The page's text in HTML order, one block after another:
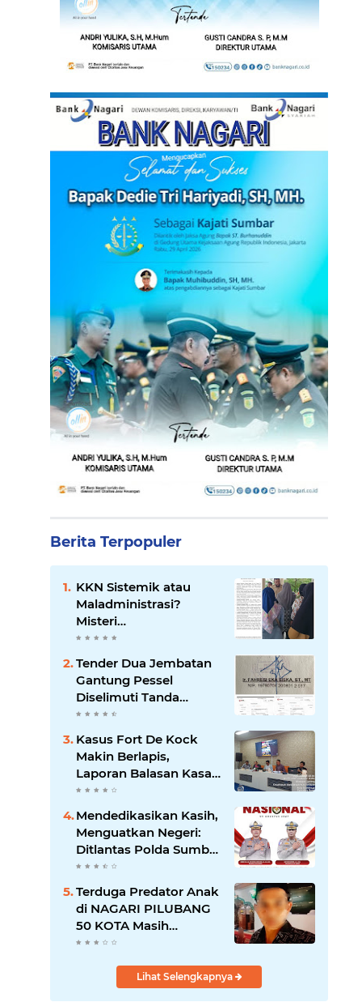
Berita Terpopuler
KKN Sistemik atau
Maladministrasi?
Misteri
"Dikorbankannya" SDN
26 ATT Menguji
Transparansi Pemkot
Padang
Tender Dua Jembatan
Gantung Pessel
Diselimuti Tanda
Tanya, Gangguan
Sistem atau Permainan
di Balik Layar?
Kasus Fort De Kock
Makin Berlapis,
Laporan Balasan Kasat
Pol PP Disorot: Upaya
Penegakan Hukum
atau Pengalihan Isu?
Mendedikasikan Kasih,
Menguatkan Negeri:
Ditlantas Polda Sumbar
Apresiasi Peran
Dharma Wanita
sebagai Pilar
Pengabdian
Terduga Predator Anak
di NAGARI PILUBANG
50 KOTA Masih
Berkeliaran
Lihat Selengkapnya